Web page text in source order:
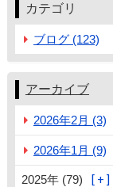
カテゴリ
ブログ (123)
アーカイブ
2026年2月 (3)
2026年1月 (9)
2025年 (79)